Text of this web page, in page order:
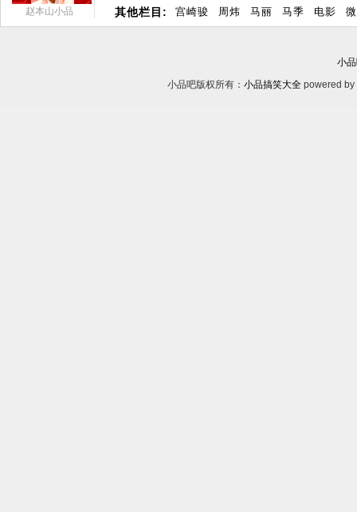
赵本山小品 其他栏目: 宫崎骏 周炜 马丽 马季 电影
小
小品吧版权所有： 小品搞笑大全 powered by